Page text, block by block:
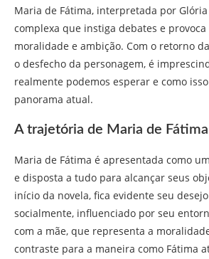
Maria de Fátima, interpretada por
complexa que instiga debates e provoca
moralidade e ambição. Com o retorno
o desfecho da personagem, é
realmente podemos esperar e como
panorama atual.
A trajetória de Maria de
Maria de Fátima é apresentada como
e disposta a tudo para alcançar seus
início da novela, fica evidente seu
socialmente, influenciado por seu
com a mãe, que representa a
contraste para a maneira como Fátima